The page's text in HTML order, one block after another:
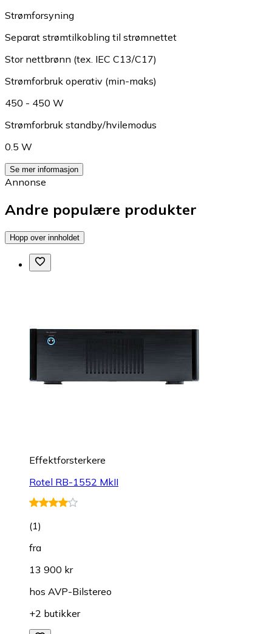
Strømforsyning
Separat strømtilkobling til strømnettet
Stor nettbrønn (tex. IEC C13/C17)
Strømforbruk operativ (min-maks)
450 - 450 W
Strømforbruk standby/hvilemodus
0.5 W
Se mer informasjon
Annonse
Andre populære produkter
Hopp over innholdet
Effektforsterkere
Rotel RB-1552 MkII
(1)
fra
13 900 kr
hos AVP-Bilstereo
+2 butikker